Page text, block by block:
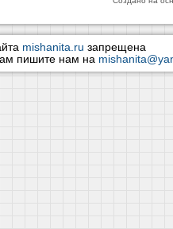
mishanita.ru запрещена
пишите нам на